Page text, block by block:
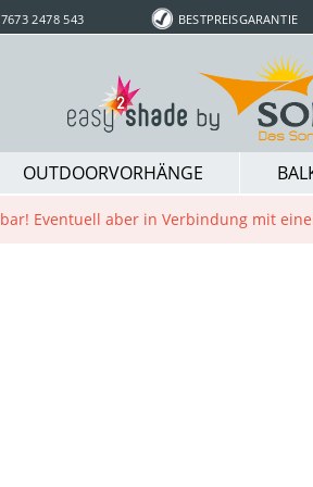
2478 543 BESTPREISGARANTIE
OUTDOORVORHÄNGE
Eventuell aber in Verbindung mit